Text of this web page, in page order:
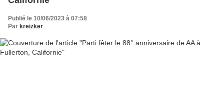
Publié le 10/06/2023 à 07:58
Par kreizker